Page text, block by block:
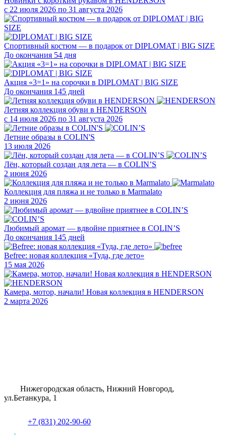
с 22 июля 2026 по 31 августа 2026
Спортивный костюм — в подарок от DIPLOMAT | BIG SIZE
До окончания 54 дня
Акция «3=1» на сорочки в DIPLOMAT | BIG SIZE
До окончания 145 дней
Летняя коллекция обуви в HENDERSON
с 14 июля 2026 по 31 августа 2026
Летние образы в COLIN'S
13 июля 2026
Лён, который создан для лета — в COLIN’S
2 июня 2026
Коллекция для пляжа и не только в Marmalato
2 июня 2026
Любимый аромат — вдвойне приятнее в COLIN’S
До окончания 145 дней
Befree: новая коллекция «Туда, где лето»
15 мая 2026
Камера, мотор, начали! Новая коллекция в HENDERSON
2 марта 2026
Нижегородская область, Нижний Новгород,
ул.Бетанкура, 1
+7 (831) 202-90-60